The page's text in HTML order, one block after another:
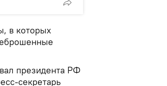
в которых
президента РФ
секретарь